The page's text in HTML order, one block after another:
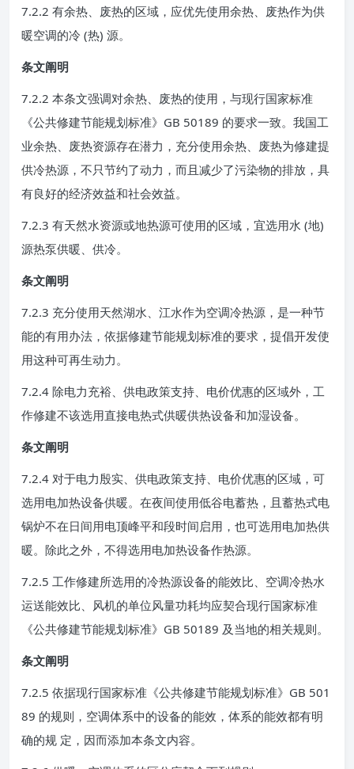
7.2.2 有余热、废热的区域，应优先使用余热、废热作为供
暖空调的冷 (热) 源。
条文阐明
7.2.2 本条文强调对余热、废热的使用，与现行国家标准
《公共修建节能规划标准》GB 50189 的要求一致。我国工
业余热、废热资源存在潜力，充分使用余热、废热为修建提
供冷热源，不只节约了动力，而且减少了污染物的排放，具
有良好的经济效益和社会效益。
7.2.3 有天然水资源或地热源可使用的区域，宜选用水 (地)
源热泵供暖、供冷。
条文阐明
7.2.3 充分使用天然湖水、江水作为空调冷热源，是一种节
能的有用办法，依据修建节能规划标准的要求，提倡开发使
用这种可再生动力。
7.2.4 除电力充裕、供电政策支持、电价优惠的区域外，工
作修建不该选用直接电热式供暖供热设备和加湿设备。
条文阐明
7.2.4 对于电力殷实、供电政策支持、电价优惠的区域，可
选用电加热设备供暖。在夜间使用低谷电蓄热，且蓄热式电
锅炉不在日间用电顶峰平和段时间启用，也可选用电加热供
暖。除此之外，不得选用电加热设备作热源。
7.2.5 工作修建所选用的冷热源设备的能效比、空调冷热水
运送能效比、风机的单位风量功耗均应契合现行国家标准
《公共修建节能规划标准》GB 50189 及当地的相关规则。
条文阐明
7.2.5 依据现行国家标准《公共修建节能规划标准》GB 501
89 的规则，空调体系中的设备的能效，体系的能效都有明
确的规 定，因而添加本条文内容。